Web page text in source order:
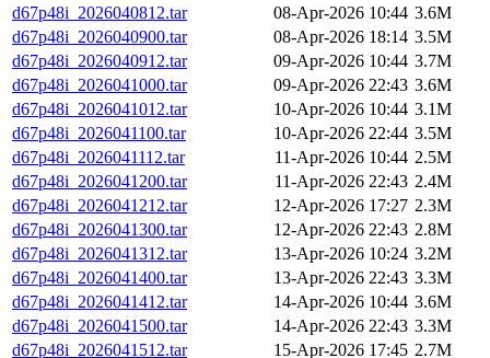
d67p48i_2026040812.tar
08-Apr-2026 10:44 3.6M
d67p48i_2026040900.tar
08-Apr-2026 18:14 3.5M
d67p48i_2026040912.tar
09-Apr-2026 10:44 3.7M
d67p48i_2026041000.tar
09-Apr-2026 22:43 3.6M
d67p48i_2026041012.tar
10-Apr-2026 10:44 3.1M
d67p48i_2026041100.tar
10-Apr-2026 22:44 3.5M
d67p48i_2026041112.tar
11-Apr-2026 10:44 2.5M
d67p48i_2026041200.tar
11-Apr-2026 22:43 2.4M
d67p48i_2026041212.tar
12-Apr-2026 17:27 2.3M
d67p48i_2026041300.tar
12-Apr-2026 22:43 2.8M
d67p48i_2026041312.tar
13-Apr-2026 10:24 3.2M
d67p48i_2026041400.tar
13-Apr-2026 22:43 3.3M
d67p48i_2026041412.tar
14-Apr-2026 10:44 3.6M
d67p48i_2026041500.tar
14-Apr-2026 22:43 3.3M
d67p48i_2026041512.tar
15-Apr-2026 17:45 2.7M